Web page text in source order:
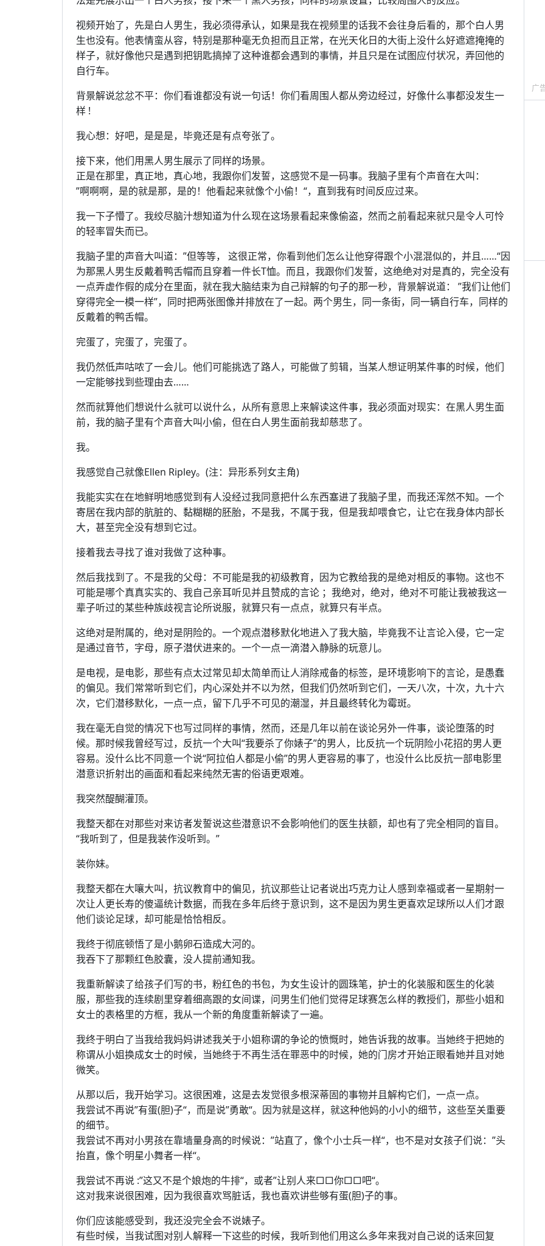
视频开始了，先是白人男生，我必须得承认，如果是我在视频里的话我不会往身后看的，那个白人男
生也没有。他表情蛮从容，特别是那种毫无负担而且正常，在光天化日的大街上没什么好遮遮掩掩的
样子，就好像他只是遇到把钥匙搞掉了这种谁都会遇到的事情，并且只是在试图应付状况，弄回他的
自行车。
背景解说忿忿不平：你们看谁都没有说一句话！你们看周围人都从旁边经过，好像什么事都没发生一
样 !
我心想：好吧，是是是，毕竟还是有点夸张了。
接下来，他们用黑人男生展示了同样的场景。
正是在那里，真正地，真心地，我跟你们发誓，这感觉不是一码事。我脑子里有个声音在大叫：
”啊啊啊，是的就是那，是的！他看起来就像个小偷！“，直到我有时间反应过来。
我一下子懵了。我绞尽脑汁想知道为什么现在这场景看起来像偷盗，然而之前看起来就只是令人可怜
的轻率冒失而已。
我脑子里的声音大叫道：”但等等， 这很正常，你看到他们怎么让他穿得跟个小混混似的，并且……“因
为那黑人男生反戴着鸭舌帽而且穿着一件长T恤。而且，我跟你们发誓，这绝绝对对是真的，完全没有
一点弄虚作假的成分在里面，就在我大脑结束为自己辩解的句子的那一秒，背景解说道： ”我们让他们
穿得完全一模一样”，同时把两张图像并排放在了一起。两个男生，同一条街，同一辆自行车，同样的
反戴着的鸭舌帽。
完蛋了，完蛋了，完蛋了。
我仍然低声咕哝了一会儿。他们可能挑选了路人，可能做了剪辑，当某人想证明某件事的时候，他们
一定能够找到些理由去……
然而就算他们想说什么就可以说什么，从所有意思上来解读这件事，我必须面对现实：在黑人男生面
前，我的脑子里有个声音大叫小偷，但在白人男生面前我却慈悲了。
我。
我感觉自己就像Ellen Ripley。(注：异形系列女主角)
我能实实在在地鲜明地感觉到有人没经过我同意把什么东西塞进了我脑子里，而我还浑然不知。一个
寄居在我内部的肮脏的、黏糊糊的胚胎，不是我，不属于我，但是我却喂食它，让它在我身体内部长
大，甚至完全没有想到它过。
接着我去寻找了谁对我做了这种事。
然后我找到了。不是我的父母：不可能是我的初级教育，因为它教给我的是绝对相反的事物。这也不
可能是哪个真真实实的、我自己亲耳听见并且赞成的言论 ；我绝对，绝对，绝对不可能让我被我这一
辈子听过的某些种族歧视言论所说服，就算只有一点点，就算只有半点。
这绝对是附属的，绝对是阴险的。一个观点潜移默化地进入了我大脑，毕竟我不让言论入侵，它一定
是通过音节，字母，原子潜伏进来的。一个一点一滴潜入静脉的玩意儿。
是电视，是电影，那些有点太过常见却太简单而让人消除戒备的标签，是环境影响下的言论，是愚蠢
的偏见。我们常常听到它们，内心深处并不以为然，但我们仍然听到它们，一天八次，十次，九十六
次，它们潜移默化，一点一点，留下几乎不可见的潮湿，并且最终转化为霉斑。
我在毫无自觉的情况下也写过同样的事情，然而，还是几年以前在谈论另外一件事，谈论堕落的时
候。那时候我曾经写过，反抗一个大叫“我要杀了你婊子”的男人，比反抗一个玩阴险小花招的男人更
容易。没什么比不同意一个说“阿拉伯人都是小偷”的男人更容易的事了，也没什么比反抗一部电影里
潜意识折射出的画面和看起来纯然无害的俗语更艰难。
我突然醍醐灌顶。
我整天都在对那些对来访者发誓说这些潜意识不会影响他们的医生扶额，却也有了完全相同的盲目。
“我听到了，但是我装作没听到。”
装你妹。
我整天都在大嚷大叫，抗议教育中的偏见，抗议那些让记者说出巧克力让人感到幸福或者一星期射一
次让人更长寿的傻逼统计数据，而我在多年后终于意识到，这不是因为男生更喜欢足球所以人们才跟
他们谈论足球，却可能是恰恰相反。
我终于彻底顿悟了是小鹅卵石造成大河的。
我吞下了那颗红色胶囊，没人提前通知我。
我重新解读了给孩子们写的书，粉红色的书包，为女生设计的圆珠笔，护士的化装服和医生的化装
服，那些我的连续剧里穿着细高跟的女间谍，问男生们他们觉得足球赛怎么样的教授们，那些小姐和
女士的表格里的方框，我从一个新的角度重新解读了一遍。
我终于明白了当我给我妈妈讲述我关于小姐称谓的争论的愤慨时，她告诉我的故事。当她终于把她的
称谓从小姐换成女士的时候，当她终于不再生活在罪恶中的时候，她的门房才开始正眼看她并且对她
微笑。
从那以后，我开始学习。这很困难，这是去发觉很多根深蒂固的事物并且解构它们，一点一点。
我尝试不再说”有蛋(胆)子“，而是说”勇敢“。因为就是这样，就这种他妈的小小的细节，这些至关重要
的细节。
我尝试不再对小男孩在靠墙量身高的时候说：”站直了，像个小士兵一样“，也不是对女孩子们说：”头
抬直，像个明星小舞者一样“。
我尝试不再说 :”这又不是个娘炮的牛排“，或者”让别人来□□你□□吧“。
这对我来说很困难，因为我很喜欢骂脏话，我也喜欢讲些够有蛋(胆)子的事。
你们应该能感受到，我还没完全会不说婊子。
有些时候，当我试图对别人解释一下这些的时候，我听到他们用这么多年来我对自己说的话来回复
广